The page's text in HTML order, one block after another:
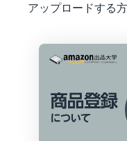
アップロードする